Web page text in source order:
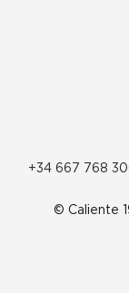
+34 667 768
© Caliente